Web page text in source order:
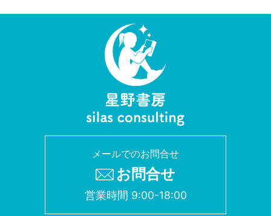
メールでのお問合せ
お問合せ
営業時間 9:00-18:00